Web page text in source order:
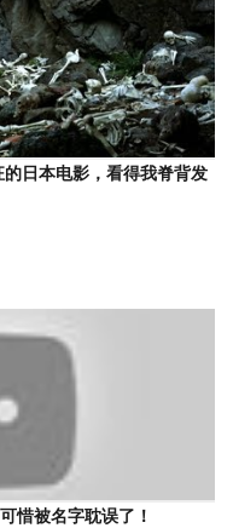
日本电影，看得我脊背发
惜被名字耽误了！